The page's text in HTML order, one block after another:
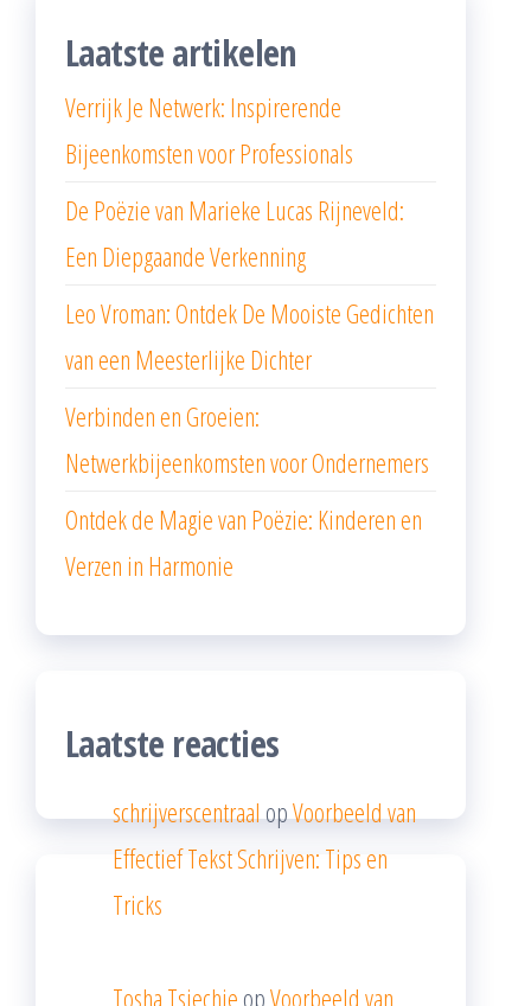
Laatste artikelen
Verrijk Je Netwerk: Inspirerende
Bijeenkomsten voor Professionals
De Poëzie van Marieke Lucas Rijneveld:
Een Diepgaande Verkenning
Leo Vroman: Ontdek De Mooiste Gedichten
van een Meesterlijke Dichter
Verbinden en Groeien:
Netwerkbijeenkomsten voor Ondernemers
Ontdek de Magie van Poëzie: Kinderen en
Verzen in Harmonie
Laatste reacties
schrijverscentraalopVoorbeeld van
Effectief Tekst Schrijven: Tips en
Tricks
Tosha Tsjechie opVoorbeeld van